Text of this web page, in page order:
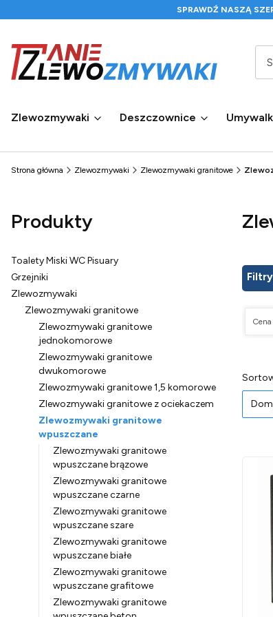
SPRAWDŹ NASZĄ
Zlewozmywaki Deszczownice
Strona główna Zlewozmywaki Zlewozmywaki granitowe
Produkty
Toalety Miski WC Pisuary
Grzejniki
Zlewozmywaki
Zlewozmywaki granitowe
Zlewozmywaki granitowe
jednokomorowe
Zlewozmywaki granitowe
dwukomorowe
Zlewozmywaki granitowe 1,5 komorowe
Zlewozmywaki granitowe z ociekaczem
Zlewozmywaki granitowe
wpuszczane
Zlewozmywaki granitowe
wpuszczane brązowe
Zlewozmywaki granitowe
wpuszczane czarne
Zlewozmywaki granitowe
wpuszczane szare
Zlewozmywaki granitowe
wpuszczane białe
Zlewozmywaki granitowe
wpuszczane grafitowe
Zlewozmywaki granitowe
Filtry
Cena